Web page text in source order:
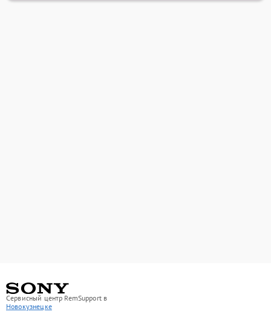
Сервисный центр RemSupport в
Новокузнецке